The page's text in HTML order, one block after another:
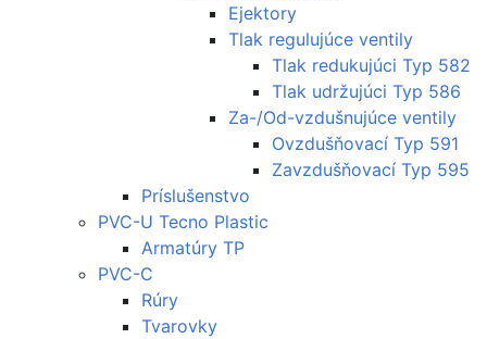
Ejektory
Tlak regulujúce ventily
Tlak redukujúci Typ 582
Tlak udržujúci Typ 586
Za-/Od-vzdušnujúce ventily
Ovzdušňovací Typ 591
Zavzdušňovací Typ 595
Príslušenstvo
PVC-U Tecno Plastic
Armatúry TP
PVC-C
Rúry
Tvarovky